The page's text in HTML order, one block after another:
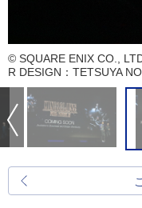
© SQUARE ENIX CO.,
R DESIGN：TETSUYA